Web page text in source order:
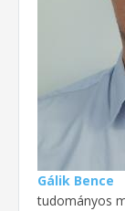
Gálik Bence
tudományos